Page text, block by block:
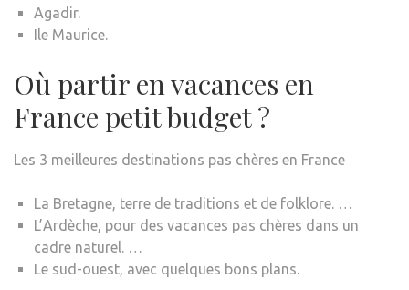
Agadir.
Ile Maurice.
Où partir en vacances en
France petit budget ?
Les 3 meilleures destinations pas chères en France
La Bretagne, terre de traditions et de folklore. …
L’Ardèche, pour des vacances pas chères dans un
cadre naturel. …
Le sud-ouest, avec quelques bons plans.